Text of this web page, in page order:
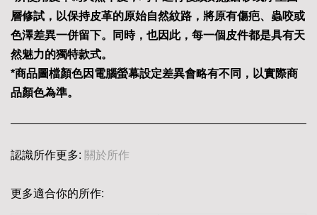
層修試，以保持皮革的原始自然紋路，將原有傷疤、蟲咬或
色澤差異一併留下。同時，也因此，每一個皮件都是具有天
然魅力的獨特款式。
*商品圖檔顏色因電腦螢幕設定差異會略有不同，以實際商
品顏色為準。
認識所作更多: 關於所作
更多適合你的所作: